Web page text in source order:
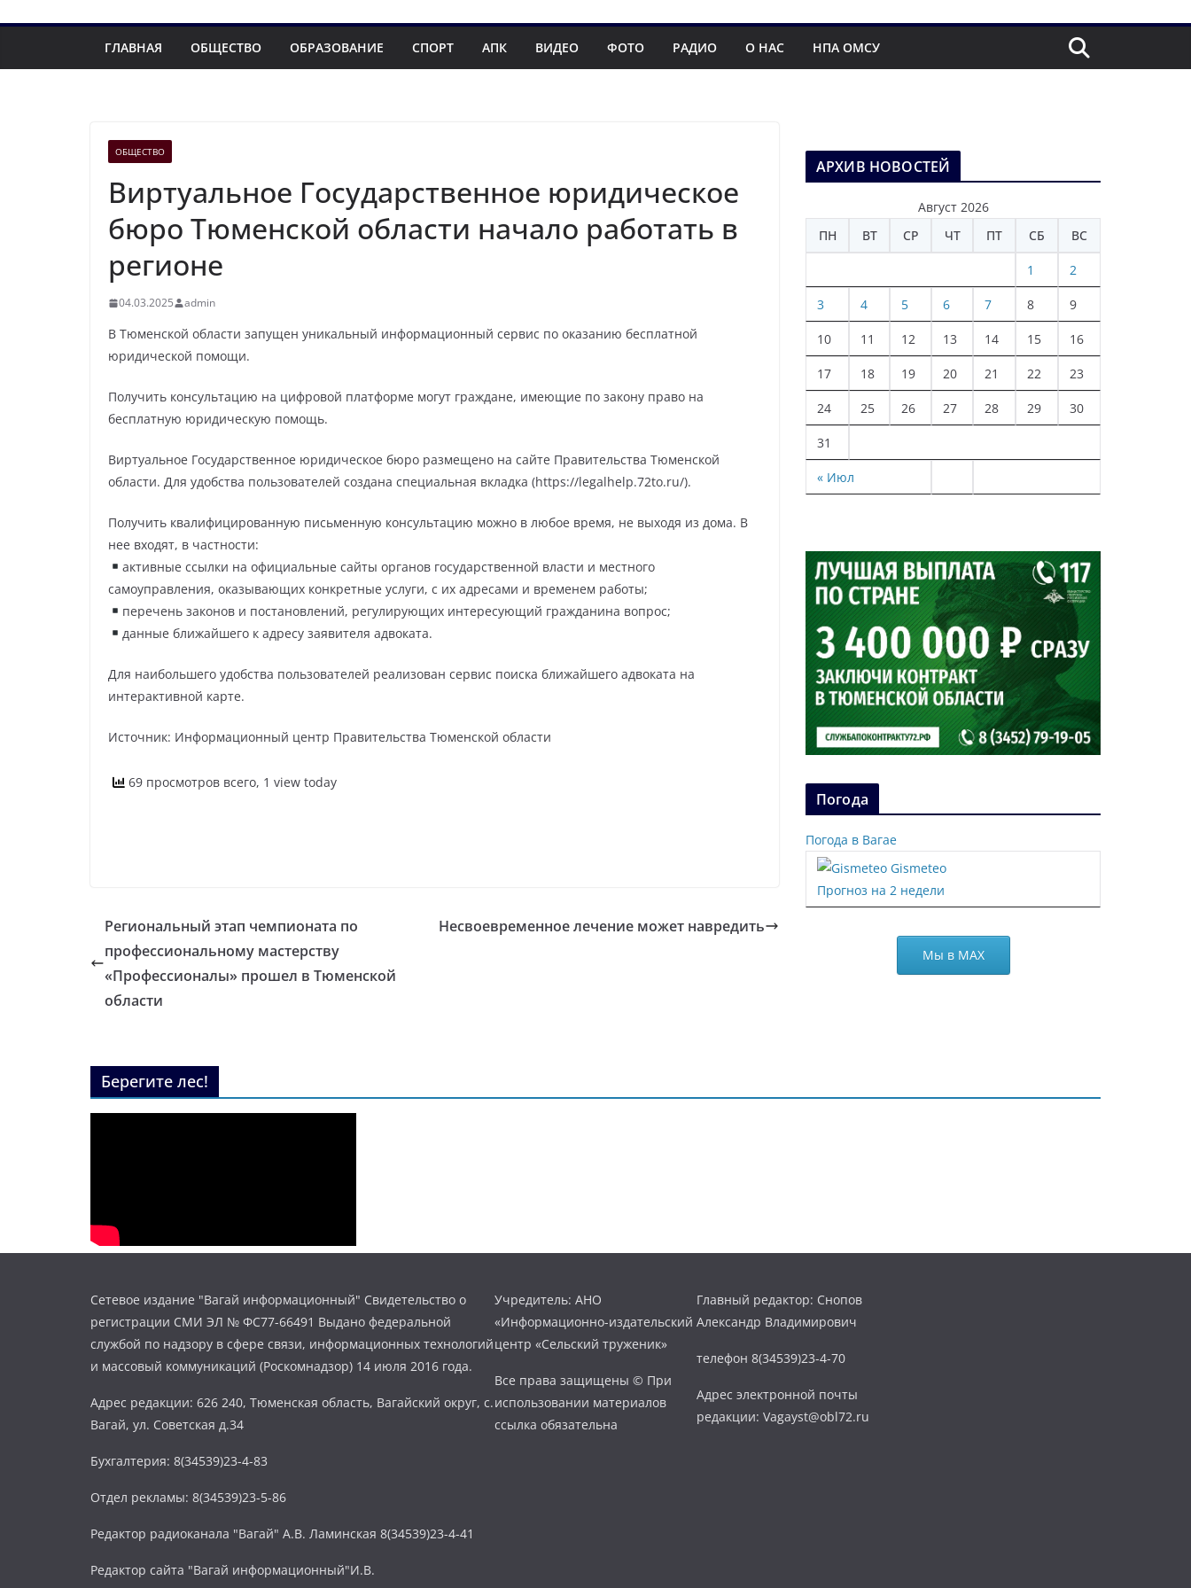
ГЛАВНАЯ ОБЩЕСТВО ОБРАЗОВАНИЕ СПОРТ АПК ВИДЕО ФОТО РАДИО О НАС НПА ОМСУ
ОБЩЕСТВО
Виртуальное Государственное юридическое
бюро Тюменской области начало работать в
регионе
04.03.2025 admin
В Тюменской области запущен уникальный информационный сервис по оказанию бесплатной
юридической помощи.
Получить консультацию на цифровой платформе могут граждане, имеющие по закону право на
бесплатную юридическую помощь.
Виртуальное Государственное юридическое бюро размещено на сайте Правительства Тюменской
области. Для удобства пользователей создана специальная вкладка (https://legalhelp.72to.ru/).
Получить квалифицированную письменную консультацию можно в любое время, не выходя из дома. В
нее входят, в частности:
активные ссылки на официальные сайты органов государственной власти и местного
самоуправления, оказывающих конкретные услуги, с их адресами и временем работы;
перечень законов и постановлений, регулирующих интересующий гражданина вопрос;
данные ближайшего к адресу заявителя адвоката.
Для наибольшего удобства пользователей реализован сервис поиска ближайшего адвоката на
интерактивной карте.
Источник: Информационный центр Правительства Тюменской области
69 просмотров всего, 1 view today
Региональный этап чемпионата по
профессиональному мастерству
«Профессионалы» прошел в Тюменской
области
Несвоевременное лечение может навредить
АРХИВ НОВОСТЕЙ
Август 2026
ПН
ВТ СР ЧТ ПТ СБ ВС
« Июл
1 2
3 4 5 6 7 8 9
10 11 12 13 14 15 16
17 18 19 20 21 22 23
24 25 26 27 28 29 30
31
Погода
Погода в Вагае
Gismeteo
Прогноз на 2 недели
Мы в МАХ
Берегите лес!
Сетевое издание "Вагай информационный" Свидетельство о
регистрации СМИ ЭЛ № ФС77-66491 Выдано федеральной
службой по надзору в сфере связи, информационных технологий
и массовый коммуникаций (Роскомнадзор) 14 июля 2016 года.
Адрес редакции: 626 240, Тюменская область, Вагайский округ, с.
Вагай, ул. Советская д.34
Бухгалтерия: 8(34539)23-4-83
Отдел рекламы: 8(34539)23-5-86
Редактор радиоканала "Вагай" А.В. Ламинская 8(34539)23-4-41
Редактор сайта "Вагай информационный"И.В.
Учредитель: АНО
«Информационно-издательский
центр «Сельский труженик»
Все права защищены © При
использовании материалов
ссылка обязательна
Главный редактор: Снопов
Александр Владимирович
телефон 8(34539)23-4-70
Адрес электронной почты
редакции: Vagayst@obl72.ru